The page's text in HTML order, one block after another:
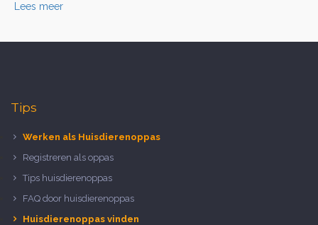
Lees meer
Tips
Werken als Huisdierenoppas
Registreren als oppas
Tips huisdierenoppas
FAQ door huisdierenoppas
Huisdierenoppas vinden